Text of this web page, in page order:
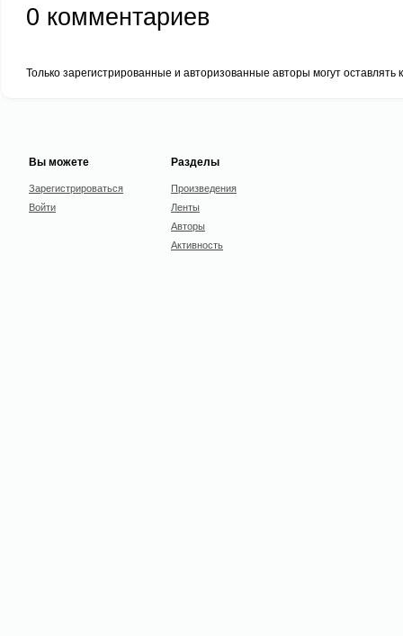
0 комментариев
Только зарегистрированные и авторизованные авторы могут оставлять
Вы можете
Зарегистрироваться
Войти
Разделы
Произведения
Ленты
Авторы
Активность